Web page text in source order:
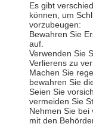
Es gibt
können, um
vorzubeugen:
Bewahren Sie
auf.
Verwenden Sie
Verlierens zu
Machen Sie
bewahren Sie
Seien Sie
vermeiden Sie
Nehmen Sie bei
mit den